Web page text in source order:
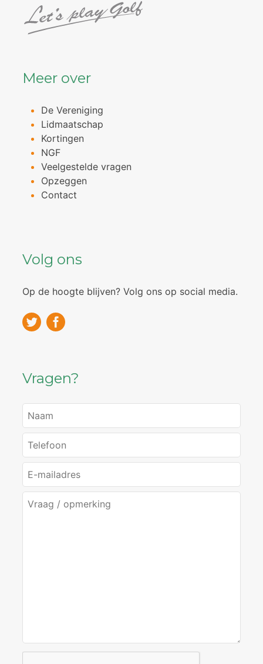
Meer over
De Vereniging
Lidmaatschap
Kortingen
NGF
Veelgestelde vragen
Opzeggen
Contact
Volg ons
Op de hoogte blijven? Volg ons op social media.
Vragen?